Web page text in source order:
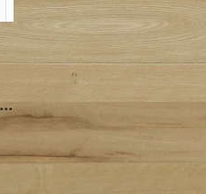
クリーニングミハシ
と他店の違い 東京
都目黒区